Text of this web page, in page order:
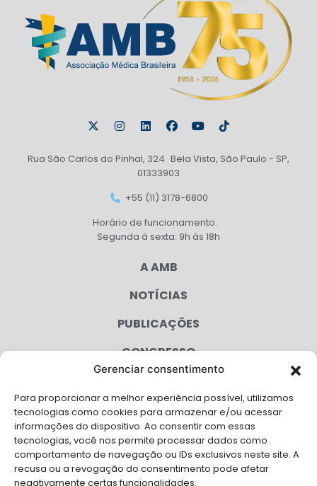
Gerenciar consentimento
Para proporcionar a melhor experiência possível, utilizamos
tecnologias como cookies para armazenar e/ou acessar
informações do dispositivo. Ao consentir com essas
tecnologias, você nos permite processar dados como
comportamento de navegação ou IDs exclusivos neste site. A
recusa ou a revogação do consentimento pode afetar
negativamente certas funcionalidades.
Rua São Carlos do Pinhal, 324 Bela Vista, São Paulo - SP,
01333903
+55 (11) 3178-6800
Horário de funcionamento:
Segunda à sexta: 9h às 18h
A AMB
NOTÍCIAS
PUBLICAÇÕES
CONGRESSO
CAMPANHAS
SERVIÇOS
FILIADAS